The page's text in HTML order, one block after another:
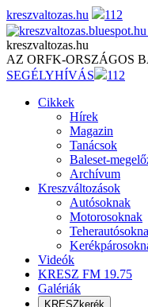
Skip
to
content
kreszvaltozas.hu 112
kreszvaltozas.hu
AZ ORFK-ORSZÁGOS
SEGÉLYHÍVÁS
112
Cikkek
Hírek
Magazin
Tanácsok
Baleset-
Archívum
Kreszváltozások
Autósoknak
Motorosoknak
Videók
KRESZ FM 19.75
Galériák
KRESZkerék